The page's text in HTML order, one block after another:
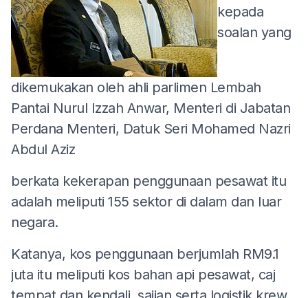
kepada
soalan yang
dikemukakan oleh ahli parlimen Lembah
Pantai Nurul Izzah Anwar, Menteri di Jabatan
Perdana Menteri, Datuk Seri Mohamed Nazri
Abdul Aziz
berkata kekerapan penggunaan pesawat itu
adalah meliputi 155 sektor di dalam dan luar
negara.
Katanya, kos penggunaan berjumlah RM9.1
juta itu meliputi kos bahan api pesawat, caj